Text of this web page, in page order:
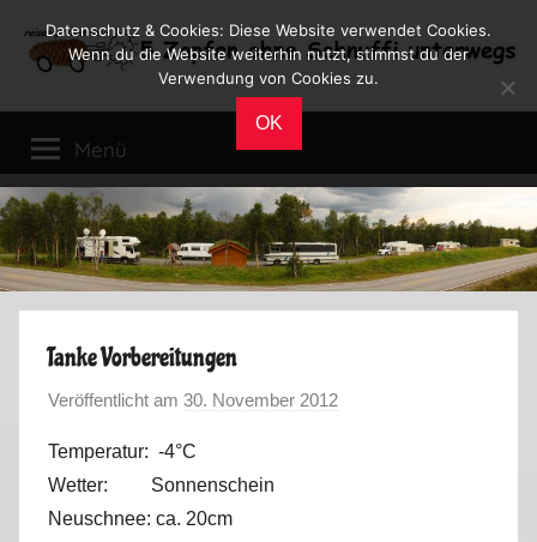
Inhalt
Reiseblog
Leben
im
Wohnmobil
Menü
Tanke Vorbereitungen
Veröffentlicht am 30. November 2012
Temperatur: -4°C
Wetter: Sonnenschein
Neuschnee: ca. 20cm
Datenschutz & Cookies: Diese Website verwendet Cookies.
Wenn du die Website weiterhin nutzt, stimmst du der
Verwendung von Cookies zu.
OK